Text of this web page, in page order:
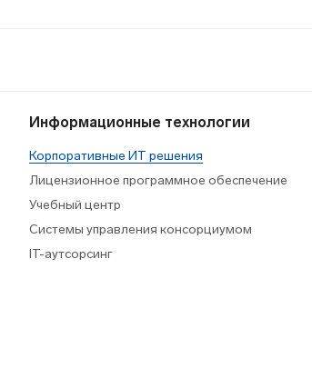
Информационные технологии
Корпоративные ИТ решения
Лицензионное программное обеспечение
Учебный центр
Системы управления консорциумом
IT-аутсорсинг